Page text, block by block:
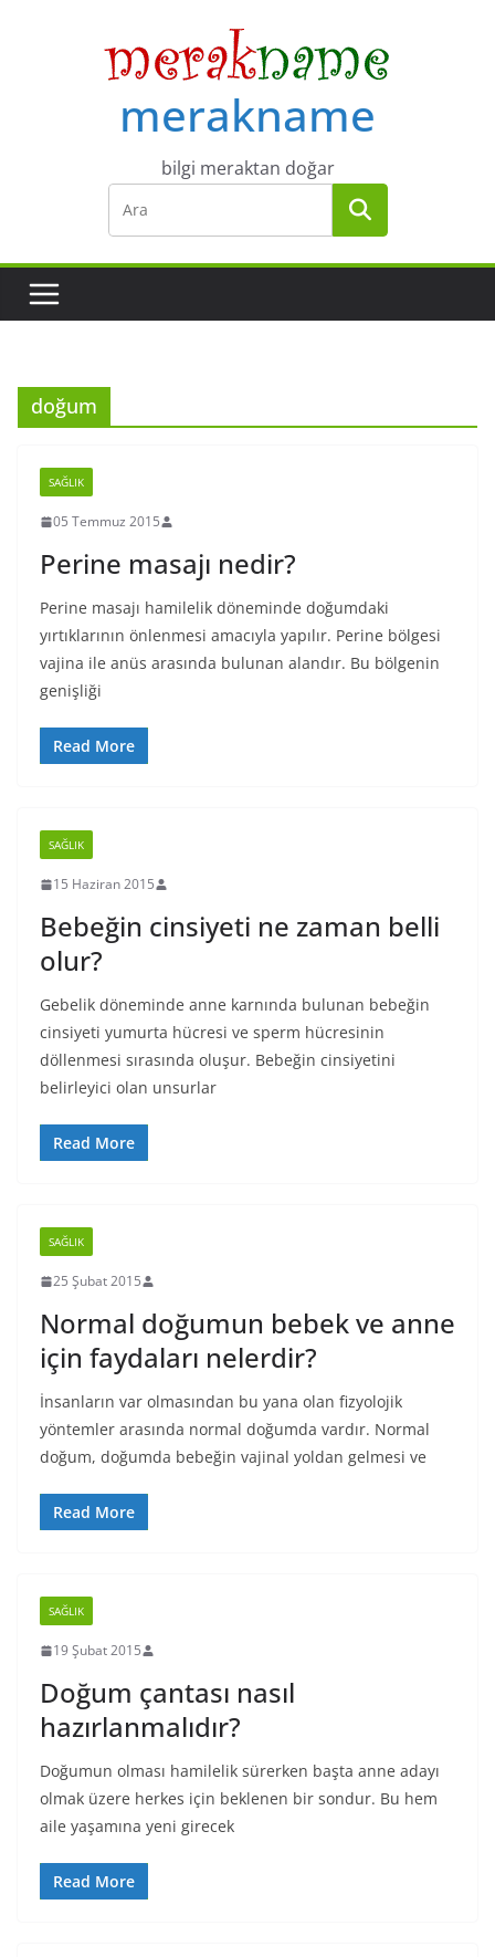
merakname
bilgi meraktan doğar
doğum
SAĞLIK
05 Temmuz 2015
Perine masajı nedir?
Perine masajı hamilelik döneminde doğumdaki
yırtıklarının önlenmesi amacıyla yapılır. Perine bölgesi
vajina ile anüs arasında bulunan alandır. Bu bölgenin
genişliği
Read More
SAĞLIK
15 Haziran 2015
Bebeğin cinsiyeti ne zaman belli
olur?
Gebelik döneminde anne karnında bulunan bebeğin
cinsiyeti yumurta hücresi ve sperm hücresinin
döllenmesi sırasında oluşur. Bebeğin cinsiyetini
belirleyici olan unsurlar
Read More
SAĞLIK
25 Şubat 2015
Normal doğumun bebek ve anne
için faydaları nelerdir?
İnsanların var olmasından bu yana olan fizyolojik
yöntemler arasında normal doğumda vardır. Normal
doğum, doğumda bebeğin vajinal yoldan gelmesi ve
Read More
SAĞLIK
19 Şubat 2015
Doğum çantası nasıl
hazırlanmalıdır?
Doğumun olması hamilelik sürerken başta anne adayı
olmak üzere herkes için beklenen bir sondur. Bu hem
aile yaşamına yeni girecek
Read More